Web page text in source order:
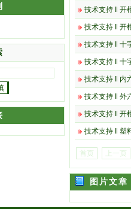
技术支持 开
技术支持 开
技术支持 十
技术支持 十
技术支持 内
技术支持 外
技术支持 开
技术支持 塑
首页 上一页
图片文章